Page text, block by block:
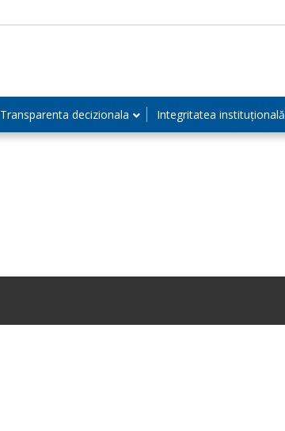
Transparenta decizionala Integritatea instituțională